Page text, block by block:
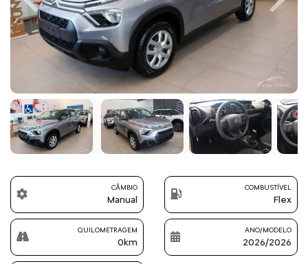
Previous Next
CÂMBIO
Manual
COMBUSTÍVEL
Flex
QUILOMETRAGEM
0km
ANO/MODELO
2026/2026